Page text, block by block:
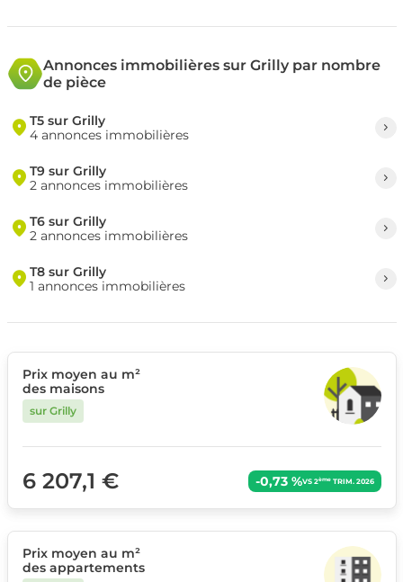
Annonces immobilières sur Grilly par nombre
de pièce
T5 sur Grilly
4 annonces immobilières
T9 sur Grilly
2 annonces immobilières
T6 sur Grilly
2 annonces immobilières
T8 sur Grilly
1 annonces immobilières
Prix moyen au m²
des maisons
sur Grilly
6 207,1 € -0,73 %VS 2èmeTRIM. 2026
Prix moyen au m²
des appartements